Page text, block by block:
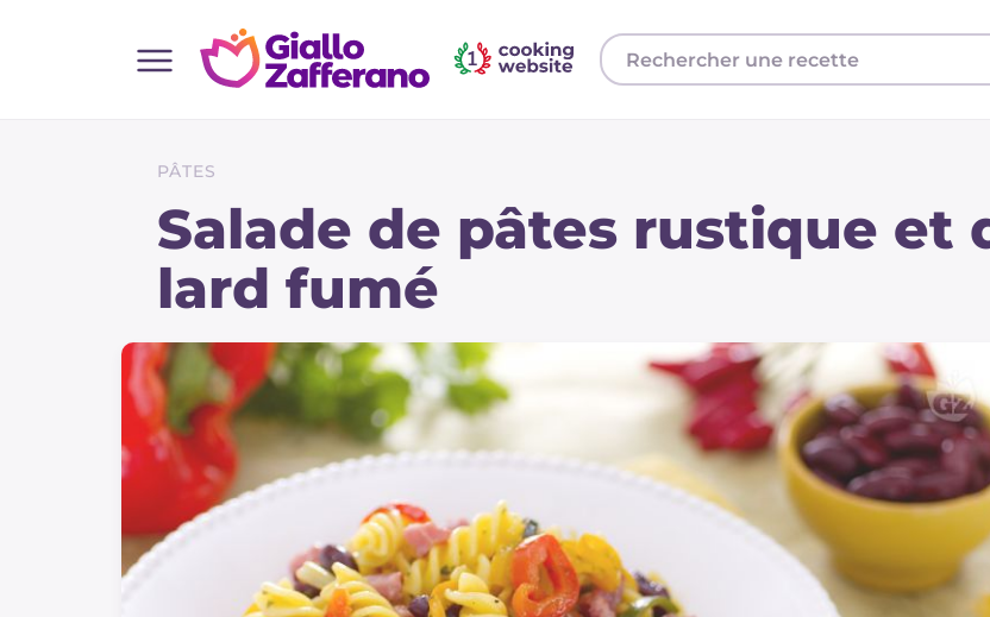
Toutes les recettes
Plats principaux
Accompagnement
Pizzas et focaccia
Gateaux et patisserie
PÂTES
Salade de pâtes rustique et
lard fumé